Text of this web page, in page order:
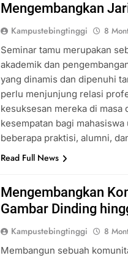
Mengembangkan
Kampustebingtinggi 8
Seminar tamu merupakan
akademik dan
yang dinamis dan dipenuhi
perlu menjunjung relasi
kesuksesan mereka di masa
kesempatan bagi
beberapa praktisi, alumni,
Read Full News
Mengembangkan
Gambar Dinding
Kampustebingtinggi 8
Membangun sebuah